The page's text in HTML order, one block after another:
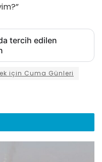
tercih edilen
için Cuma Günleri